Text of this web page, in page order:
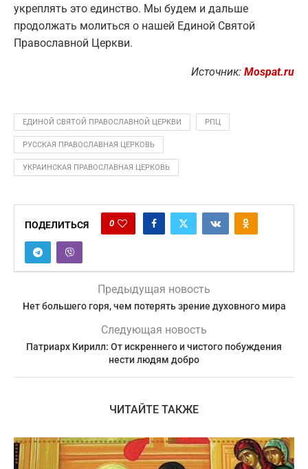
укреплять это единство. Мы будем и дальше
продолжать молиться о нашей Единой Святой
Православной Церкви.
Источник: Mospat.ru
ЕДИНОЙ СВЯТОЙ ПРАВОСЛАВНОЙ ЦЕРКВИ РПЦ
РУССКАЯ ПРАВОСЛАВНАЯ ЦЕРКОВЬ
УКРАИНСКАЯ ПРАВОСЛАВНАЯ ЦЕРКОВЬ
ПОДЕЛИТЬСЯ 0
Предыдущая новость
Нет большего горя, чем потерять зрение духовного мира
Следующая новость
Патриарх Кирилл: Oт искреннего и чистого побуждения
нести людям добро
ЧИТАЙТЕ ТАКЖЕ